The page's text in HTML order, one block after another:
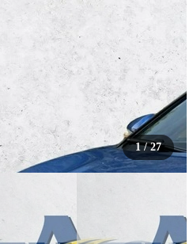
1/27